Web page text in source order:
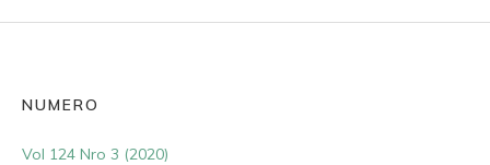
NUMERO
Vol 124 Nro 3 (2020)